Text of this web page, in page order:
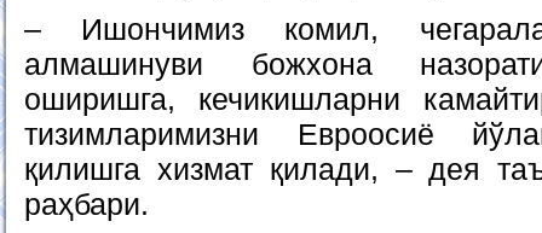
– Ишончимиз комил,
алмашинуви божхона
оширишга, кечикишларни
тизимларимизни Евроосиё
қилишга хизмат қилади, – дея
раҳбари.